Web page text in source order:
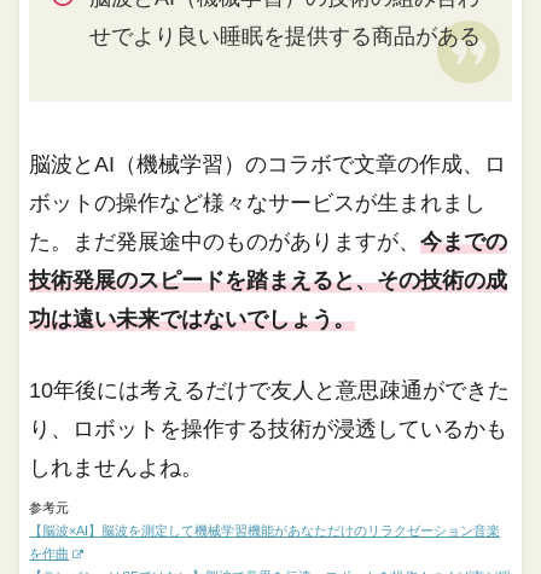
せでより良い睡眠を提供する商品がある
脳波とAI（機械学習）のコラボで文章の作成、ロ
ボットの操作など様々なサービスが生まれまし
た。まだ発展途中のものがありますが、今までの
技術発展のスピードを踏まえると、その技術の成
功は遠い未来ではないでしょう。
10年後には考えるだけで友人と意思疎通ができた
り、ロボットを操作する技術が浸透しているかも
しれませんよね。
参考元
【脳波×AI】脳波を測定して機械学習機能があなただけのリラクゼーション音楽
を作曲